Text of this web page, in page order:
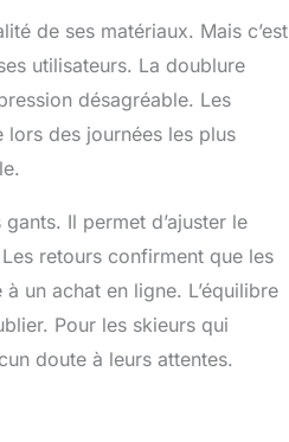
de ses matériaux. Mais c’est
utilisateurs. La doublure
désagréable. Les
lors des journées les plus
Il permet d’ajuster le
retours confirment que les
un achat en ligne. L’équilibre
Pour les skieurs qui
doute à leurs attentes.